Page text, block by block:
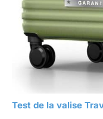
Test de la valise